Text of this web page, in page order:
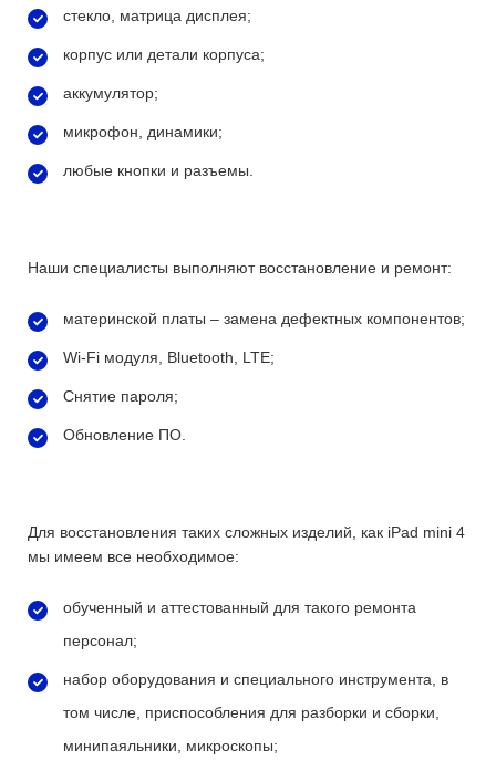
стекло, матрица дисплея;
корпус или детали корпуса;
аккумулятор;
микрофон, динамики;
любые кнопки и разъемы.
Наши специалисты выполняют восстановление и ремонт:
материнской платы – замена дефектных компонентов;
Wi-Fi модуля, Bluetooth, LTE;
Снятие пароля;
Обновление ПО.
Для восстановления таких сложных изделий, как iPad mini 4
мы имеем все необходимое:
обученный и аттестованный для такого ремонта
персонал;
набор оборудования и специального инструмента, в
том числе, приспособления для разборки и сборки,
минипаяльники, микроскопы;